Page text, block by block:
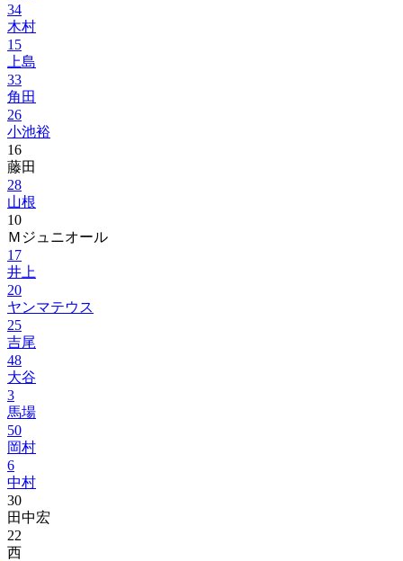
34
木村
15
上島
33
角田
26
小池裕
16
藤田
28
山根
10
Ｍジュニオール
17
井上
20
ヤンマテウス
25
吉尾
48
大谷
3
馬場
50
岡村
6
中村
30
田中宏
22
西